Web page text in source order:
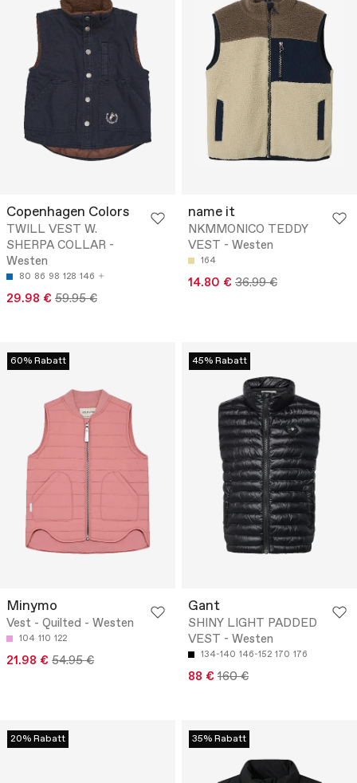
Copenhagen Colors
TWILL VEST W.
SHERPA COLLAR -
Westen
80 86 98 128 146
29.98 € 59.95 €
name it
NKMMONICO TEDDY
VEST - Westen
164
14.80 € 36.99 €
60% Rabatt
Minymo
Vest - Quilted - Westen
104 110 122
21.98 € 54.95 €
45% Rabatt
Gant
SHINY LIGHT PADDED
VEST - Westen
134-140 146-152 170 176
88 € 160 €
20% Rabatt 35% Rabatt